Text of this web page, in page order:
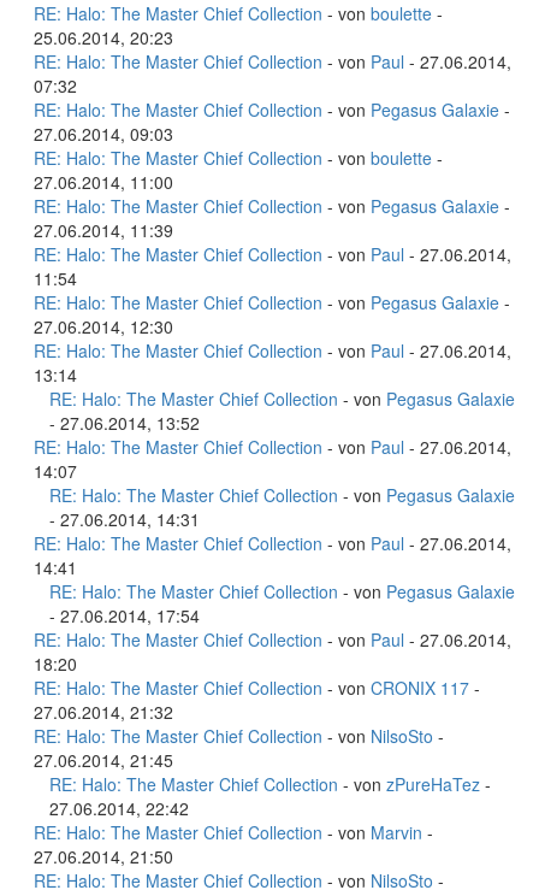
RE: Halo: The Master Chief Collection - von boulette -
25.06.2014, 20:23
RE: Halo: The Master Chief Collection - von Paul - 27.06.2014,
07:32
RE: Halo: The Master Chief Collection - von Pegasus Galaxie -
27.06.2014, 09:03
RE: Halo: The Master Chief Collection - von boulette -
27.06.2014, 11:00
RE: Halo: The Master Chief Collection - von Pegasus Galaxie -
27.06.2014, 11:39
RE: Halo: The Master Chief Collection - von Paul - 27.06.2014,
11:54
RE: Halo: The Master Chief Collection - von Pegasus Galaxie -
27.06.2014, 12:30
RE: Halo: The Master Chief Collection - von Paul - 27.06.2014,
13:14
RE: Halo: The Master Chief Collection - von Pegasus Galaxie
- 27.06.2014, 13:52
RE: Halo: The Master Chief Collection - von Paul - 27.06.2014,
14:07
RE: Halo: The Master Chief Collection - von Pegasus Galaxie
- 27.06.2014, 14:31
RE: Halo: The Master Chief Collection - von Paul - 27.06.2014,
14:41
RE: Halo: The Master Chief Collection - von Pegasus Galaxie
- 27.06.2014, 17:54
RE: Halo: The Master Chief Collection - von Paul - 27.06.2014,
18:20
RE: Halo: The Master Chief Collection - von CRONIX 117 -
27.06.2014, 21:32
RE: Halo: The Master Chief Collection - von NilsoSto -
27.06.2014, 21:45
RE: Halo: The Master Chief Collection - von zPureHaTez -
27.06.2014, 22:42
RE: Halo: The Master Chief Collection - von Marvin -
27.06.2014, 21:50
RE: Halo: The Master Chief Collection - von NilsoSto -